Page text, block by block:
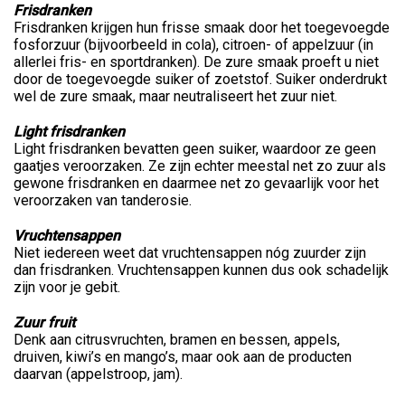
Frisdranken
Frisdranken krijgen hun frisse smaak door het toegevoegde
fosforzuur (bijvoorbeeld in cola), citroen- of appelzuur (in
allerlei fris- en sportdranken). De zure smaak proeft u niet
door de toegevoegde suiker of zoetstof. Suiker onderdrukt
wel de zure smaak, maar neutraliseert het zuur niet.
Light frisdranken
Light frisdranken bevatten geen suiker, waardoor ze geen
gaatjes veroorzaken. Ze zijn echter meestal net zo zuur als
gewone frisdranken en daarmee net zo gevaarlijk voor het
veroorzaken van tanderosie.
Vruchtensappen
Niet iedereen weet dat vruchtensappen nóg zuurder zijn
dan frisdranken. Vruchtensappen kunnen dus ook schadelijk
zijn voor je gebit.
Zuur fruit
Denk aan citrusvruchten, bramen en bessen, appels,
druiven, kiwi’s en mango’s, maar ook aan de producten
daarvan (appelstroop, jam).